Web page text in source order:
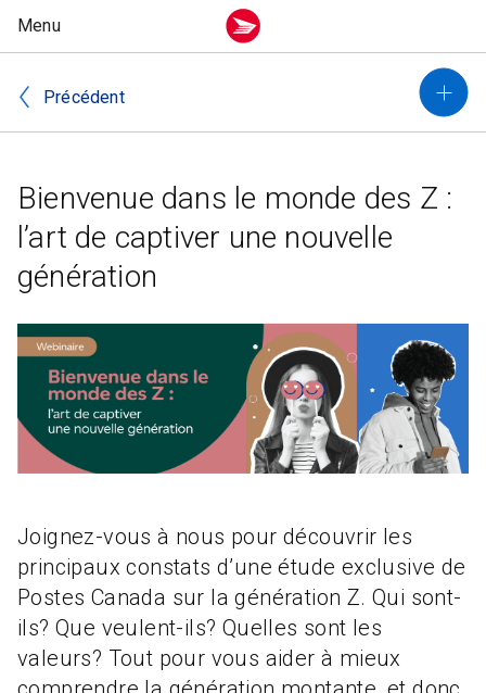
Précédent
Bienvenue dans le monde des Z :
l’art de captiver une nouvelle
génération
Joignez-vous à nous pour découvrir les
principaux constats d’une étude exclusive de
Postes Canada sur la génération Z. Qui sont-
ils? Que veulent-ils? Quelles sont les
valeurs? Tout pour vous aider à mieux